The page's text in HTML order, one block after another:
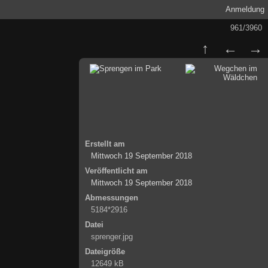
Anmeldung
961/3960
Erstellt am
Mittwoch 19 September 2018
Veröffentlicht am
Mittwoch 19 September 2018
Abmessungen
5184*2916
Datei
sprenger.jpg
Dateigröße
12649 kB